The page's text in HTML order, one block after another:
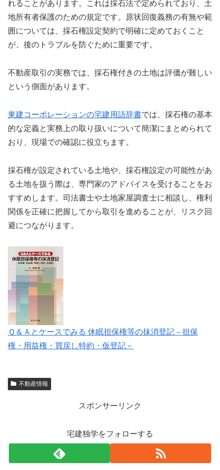
れることがあります。これは採石法で定められており、土
地所有者保護のための規定です。原状回復義務の有無や範
囲については、採石権設定契約で明確に定めておくこと
が、後のトラブルを防ぐために重要です。
不動産取引の実務では、採石権付きの土地は評価が難しい
という側面があります。
東建コーポレーションの宅建用語辞書では、採石権の基本
的な定義と実務上の取り扱いについて簡潔にまとめられて
おり、現場での確認に役立ちます。
採石権が設定されている土地や、採石権設定の可能性があ
る土地を扱う際は、専門家のアドバイスを受けることをお
すすめします。司法書士や土地家屋調査士に相談し、権利
関係を正確に把握してから取引を進めることが、リスク回
避につながります。
Ｑ＆Ａとケースでみる 休眠担保権等の抹消登記－担保
権・用益権・買戻し特約・仮登記－
不動産情報
スポンサーリンク
宅建独学をフォローする